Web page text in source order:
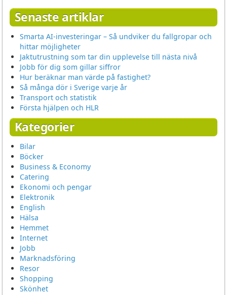
Senaste artiklar
Smarta AI-investeringar – Så undviker du fallgropar och
hittar möjligheter
Jaktutrustning som tar din upplevelse till nästa nivå
Jobb för dig som gillar siffror
Hur beräknar man värde på fastighet?
Så många dör i Sverige varje år
Transport och statistik
Första hjälpen och HLR
Kategorier
Bilar
Böcker
Business & Economy
Catering
Ekonomi och pengar
Elektronik
English
Hälsa
Hemmet
Internet
Jobb
Marknadsföring
Resor
Shopping
Skönhet